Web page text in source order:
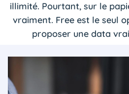
illimité. Pourtant, sur le
vraiment. Free est le seul
proposer une data